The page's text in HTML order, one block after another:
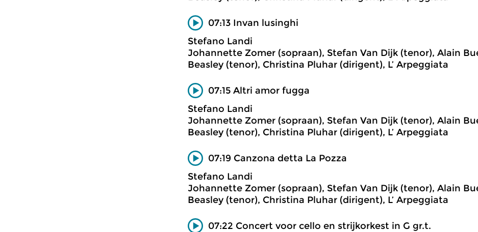
07:13 Invan lusinghi
Stefano Landi
Johannette Zomer (sopraan), Stefan Van Dijk (tenor), Alain
Beasley (tenor), Christina Pluhar (dirigent), L’ Arpeggiata
07:15 Altri amor fugga
Stefano Landi
Johannette Zomer (sopraan), Stefan Van Dijk (tenor), Alain
Beasley (tenor), Christina Pluhar (dirigent), L’ Arpeggiata
07:19 Canzona detta La Pozza
Stefano Landi
Johannette Zomer (sopraan), Stefan Van Dijk (tenor), Alain
Beasley (tenor), Christina Pluhar (dirigent), L’ Arpeggiata
07:22 Concert voor cello en strijkorkest in G gr.t.